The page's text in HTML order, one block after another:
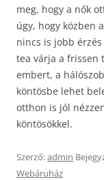
meg, hogy a nők
úgy, hogy közben
nincs is jobb
tea várja a frissen
embert, a
köntösbe lehet
otthon is jól
köntösökkel.
Szerző:admin
Webáruház